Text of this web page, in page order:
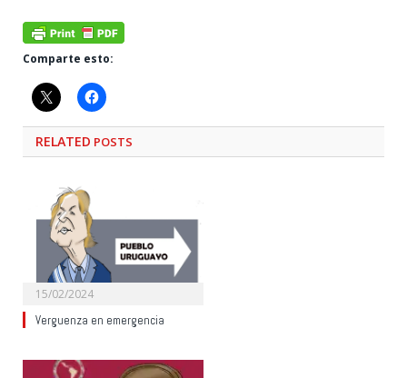
Comparte esto:
RELATED POSTS
15/02/2024
Verguenza en emergencia